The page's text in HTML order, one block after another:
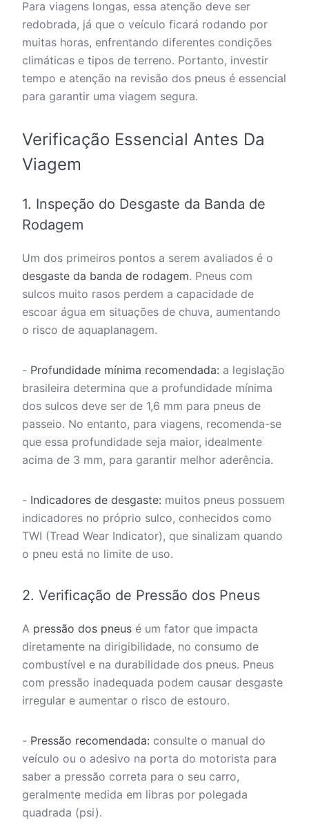
Para viagens longas, essa atenção deve ser
redobrada, já que o veículo ficará rodando por
muitas horas, enfrentando diferentes condições
climáticas e tipos de terreno. Portanto, investir
tempo e atenção na revisão dos pneus é essencial
para garantir uma viagem segura.
Verificação Essencial Antes Da
Viagem
1. Inspeção do Desgaste da Banda de
Rodagem
Um dos primeiros pontos a serem avaliados é o
desgaste da banda de rodagem. Pneus com
sulcos muito rasos perdem a capacidade de
escoar água em situações de chuva, aumentando
o risco de aquaplanagem.
- Profundidade mínima recomendada: a legislação
brasileira determina que a profundidade mínima
dos sulcos deve ser de 1,6 mm para pneus de
passeio. No entanto, para viagens, recomenda-se
que essa profundidade seja maior, idealmente
acima de 3 mm, para garantir melhor aderência.
- Indicadores de desgaste: muitos pneus possuem
indicadores no próprio sulco, conhecidos como
TWI (Tread Wear Indicator), que sinalizam quando
o pneu está no limite de uso.
2. Verificação de Pressão dos Pneus
A pressão dos pneus é um fator que impacta
diretamente na dirigibilidade, no consumo de
combustível e na durabilidade dos pneus. Pneus
com pressão inadequada podem causar desgaste
irregular e aumentar o risco de estouro.
- Pressão recomendada: consulte o manual do
veículo ou o adesivo na porta do motorista para
saber a pressão correta para o seu carro,
geralmente medida em libras por polegada
quadrada (psi).